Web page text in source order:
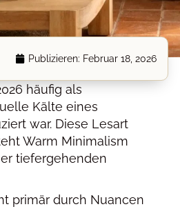
Publizieren: Februar 18, 2026
häufig als
Kälte eines
war. Diese Lesart
Warm Minimalism
tiefergehenden
primär durch Nuancen